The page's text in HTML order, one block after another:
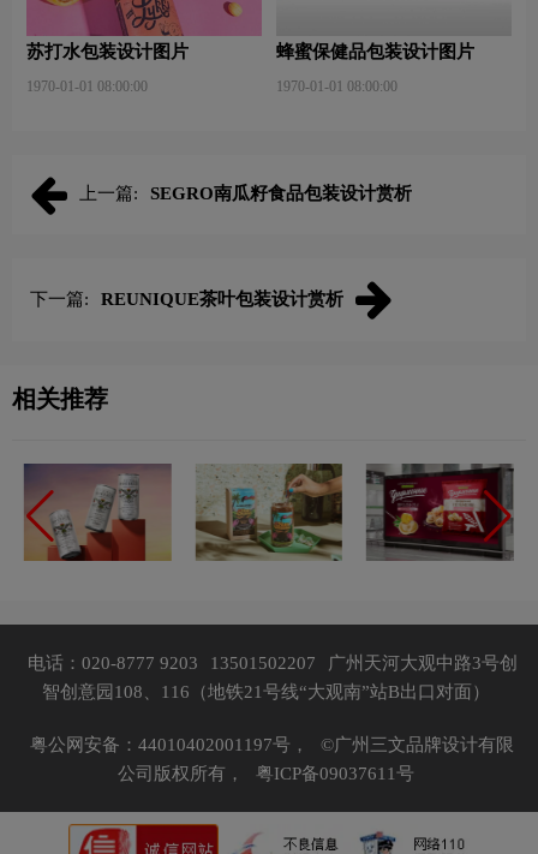
苏打水包装设计图片
1970-01-01 08:00:00
蜂蜜保健品包装设计图片
1970-01-01 08:00:00
上一篇: SEGRO南瓜籽食品包装设计赏析
下一篇: REUNIQUE茶叶包装设计赏析
相关推荐
电话：020-8777 9203 13501502207
广州天河大观中路3号创
智创意园108、116（地铁21号线“大观南”站B出口对面）
粤公网安备：44010402001197号，
©广州三文品牌设计有限
公司版权所有，
粤ICP备09037611号